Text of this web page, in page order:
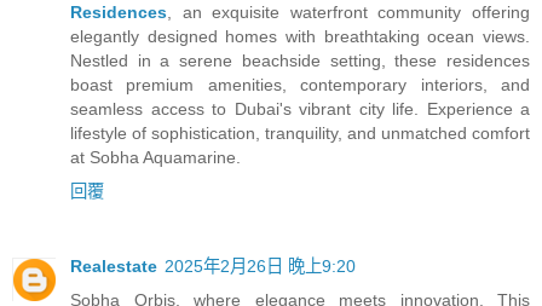
Residences , an exquisite waterfront community offering
elegantly designed homes with breathtaking ocean views.
Nestled in a serene beachside setting, these residences
boast premium amenities, contemporary interiors, and
seamless access to Dubai's vibrant city life. Experience a
lifestyle of sophistication, tranquility, and unmatched comfort
at Sobha Aquamarine.
回覆
Realestate 2025年2月26日 晚上9:20
Sobha Orbis, where elegance meets innovation. This